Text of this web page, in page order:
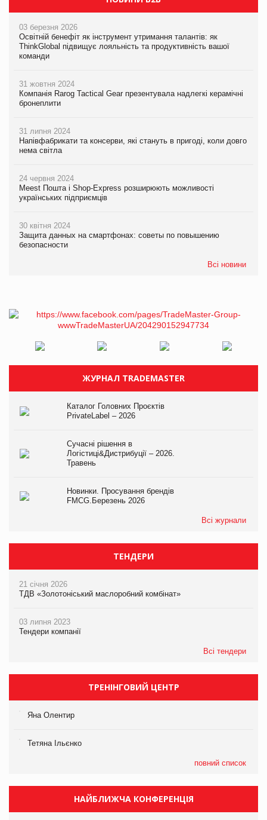
03 березня 2026
Освітній бенефіт як інструмент утримання талантів: як
ThinkGlobal підвищує лояльність та продуктивність вашої
команди
31 жовтня 2024
Компанія Rarog Tactical Gear презентувала надлегкі керамічні
бронеплити
31 липня 2024
Напівфабрикати та консерви, які стануть в пригоді, коли довго
нема світла
24 червня 2024
Meest Пошта і Shop-Express розширюють можливості
українських підприємців
30 квітня 2024
Защита данных на смартфонах: советы по повышению
безопасности
Всі новини
ЖУРНАЛ TRADEMASTER
Каталог Головних Проєктів
PrivateLabel – 2026
Сучасні рішення в
Логістиці&Дистрибуції – 2026.
Травень
Новинки. Просування брендів
FMCG.Березень 2026
Всі журнали
ТЕНДЕРИ
21 січня 2026
ТДВ «Золотоніський маслоробний комбінат»
03 липня 2023
Тендери компанії
Всі тендери
ТРЕНІНГОВИЙ ЦЕНТР
Яна Олентир
Тетяна Ільєнко
повний список
НАЙБЛИЖЧА КОНФЕРЕНЦІЯ